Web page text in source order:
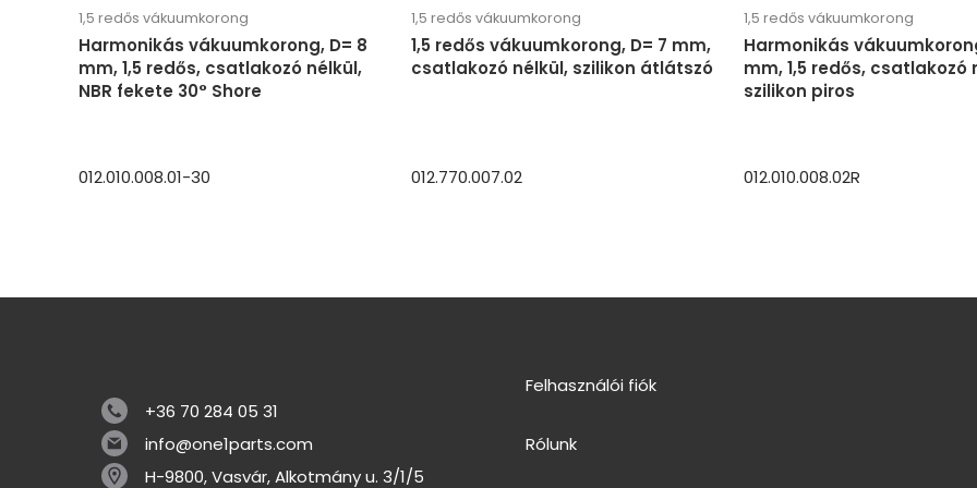
1,5 redős vákuumkorong
Harmonikás vákuumkorong, D= 8
mm, 1,5 redős, csatlakozó nélkül,
NBR fekete 30° Shore
012.010.008.01-30
1,5 redős vákuumkorong
1,5 redős vákuumkorong, D= 7 mm,
csatlakozó nélkül, szilikon átlátszó
012.770.007.02
1,5 redős vákuumkorong
Harmonikás
mm, 1,5 redős, csatlakozó
szilikon piros
012.010.008.02R
+36 70 284 05 31
info@one1parts.com
H-9800, Vasvár, Alkotmány u. 3/1/5
Felhasználói fiók
Rólunk